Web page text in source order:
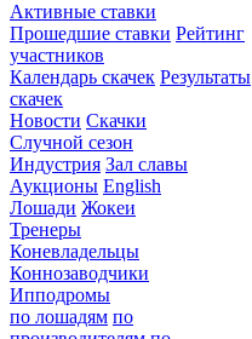
Активные ставки
Прошедшие ставки Рейтинг
участников
Календарь скачек Результаты
скачек
Новости Скачки
Случной сезон
Индустрия Зал славы
Аукционы English
Лошади Жокеи
Тренеры
Коневладельцы
Коннозаводчики
Ипподромы
по лошадям по